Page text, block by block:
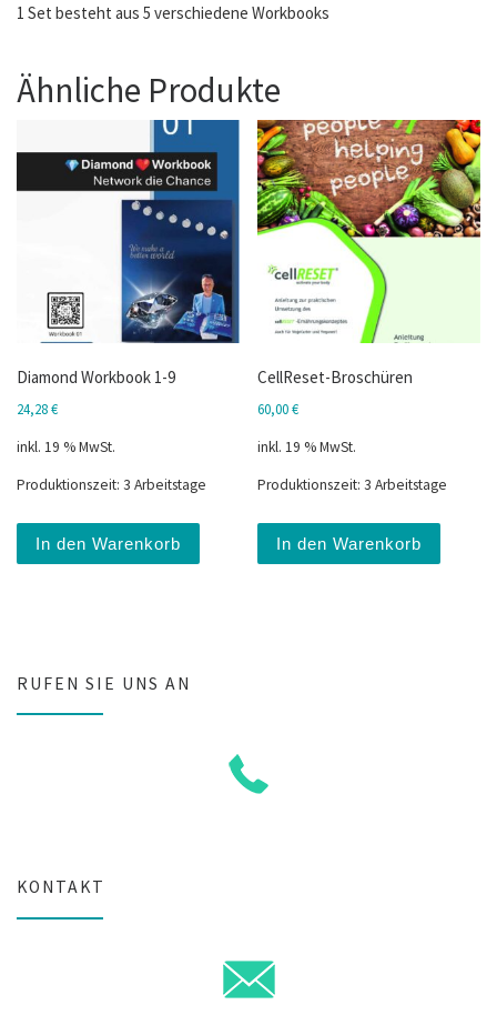
1 Set besteht aus 5 verschiedene Workbooks
Ähnliche Produkte
Diamond Workbook 1-9
24,28€
inkl. 19 % MwSt.
Produktionszeit: 3 Arbeitstage
In den Warenkorb
CellReset-Broschüren
60,00€
inkl. 19 % MwSt.
Produktionszeit:3 Arbeitstage
In den Warenkorb
RUFEN SIE UNS AN
KONTAKT